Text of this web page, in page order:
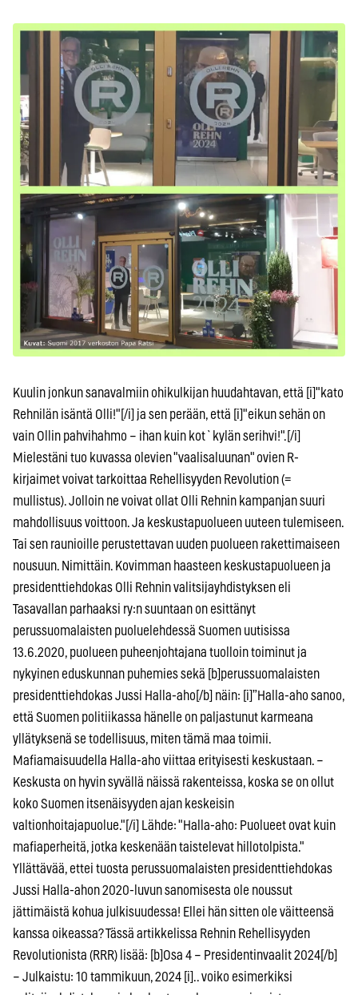
Kuulin jonkun sanavalmiin ohikulkijan huudahtavan, että [i]"kato
Rehnilän isäntä Olli!"[/i] ja sen perään, että [i]"eikun sehän on
vain Ollin pahvihahmo – ihan kuin kot`kylän serihvi!".[/i]
Mielestäni tuo kuvassa olevien "vaalisaluunan" ovien R-
kirjaimet voivat tarkoittaa Rehellisyyden Revolution (=
mullistus). Jolloin ne voivat ollat Olli Rehnin kampanjan suuri
mahdollisuus voittoon. Ja keskustapuolueen uuteen tulemiseen.
Tai sen raunioille perustettavan uuden puolueen rakettimaiseen
nousuun. Nimittäin. Kovimman haasteen keskustapuolueen ja
presidenttiehdokas Olli Rehnin valitsijayhdistyksen eli
Tasavallan parhaaksi ry:n suuntaan on esittänyt
perussuomalaisten puoluelehdessä Suomen uutisissa
13.6.2020, puolueen puheenjohtajana tuolloin toiminut ja
nykyinen eduskunnan puhemies sekä [b]perussuomalaisten
presidenttiehdokas Jussi Halla-aho[/b] näin: [i]”Halla-aho sanoo,
että Suomen politiikassa hänelle on paljastunut karmeana
yllätyksenä se todellisuus, miten tämä maa toimii.
Mafiamaisuudella Halla-aho viittaa erityisesti keskustaan. –
Keskusta on hyvin syvällä näissä rakenteissa, koska se on ollut
koko Suomen itsenäisyyden ajan keskeisin
valtionhoitajapuolue."[/i] Lähde: "Halla-aho: Puolueet ovat kuin
mafiaperheitä, jotka keskenään taistelevat hillotolpista."
Yllättävää, ettei tuosta perussuomalaisten presidenttiehdokas
Jussi Halla-ahon 2020-luvun sanomisesta ole noussut
jättimäistä kohua julkisuudessa! Ellei hän sitten ole väitteensä
kanssa oikeassa? Tässä artikkelissa Rehnin Rehellisyyden
Revolutionista (RRR) lisää: [b]Osa 4 – Presidentinvaalit 2024[/b]
– Julkaistu: 10 tammikuun, 2024 [i].. voiko esimerkiksi